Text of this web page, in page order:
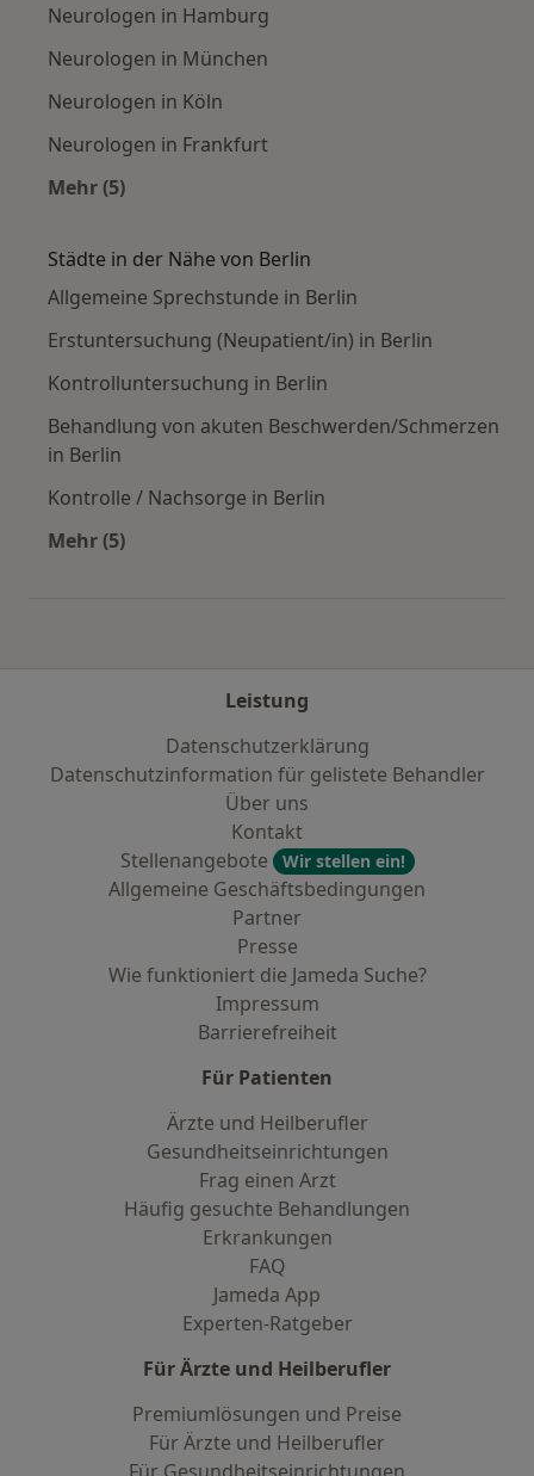
Neurologen in Hamburg
Neurologen in München
Neurologen in Köln
Neurologen in Frankfurt
Mehr (5)
Städte in der Nähe von Berlin
Allgemeine Sprechstunde in Berlin
Erstuntersuchung (Neupatient/in) in Berlin
Kontrolluntersuchung in Berlin
Behandlung von akuten Beschwerden/Schmerzen
in Berlin
Kontrolle / Nachsorge in Berlin
Mehr (5)
Leistung
Datenschutzerklärung
Datenschutzinformation für gelistete Behandler
Über uns
Kontakt
Stellenangebote
Wir stellen ein!
Allgemeine Geschäftsbedingungen
Partner
Presse
Wie funktioniert die Jameda Suche?
Impressum
Barrierefreiheit
Für Patienten
Ärzte und Heilberufler
Gesundheitseinrichtungen
Frag einen Arzt
Häufig gesuchte Behandlungen
Erkrankungen
FAQ
Jameda App
Experten-Ratgeber
Für Ärzte und Heilberufler
Premiumlösungen und Preise
Für Ärzte und Heilberufler